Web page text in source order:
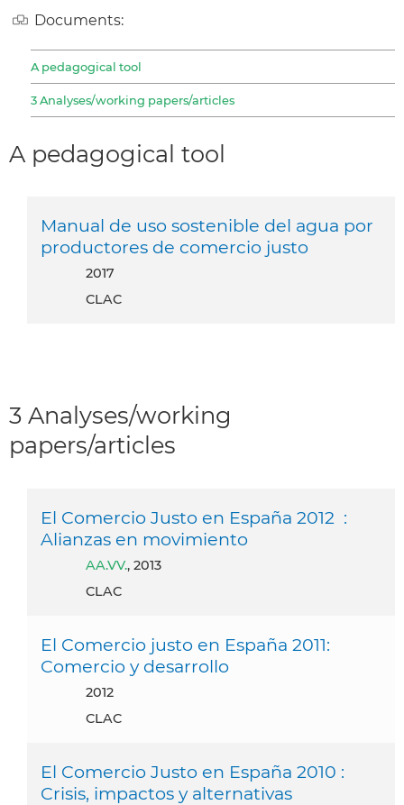
Documents:
A pedagogical tool
3 Analyses/working papers/articles
A pedagogical tool
Manual de uso sostenible del agua por
productores de comercio justo
2017
CLAC
3 Analyses/working
papers/articles
El Comercio Justo en España 2012 :
Alianzas en movimiento
AA.VV., 2013
CLAC
El Comercio justo en España 2011:
Comercio y desarrollo
2012
CLAC
El Comercio Justo en España 2010 :
Crisis, impactos y alternativas